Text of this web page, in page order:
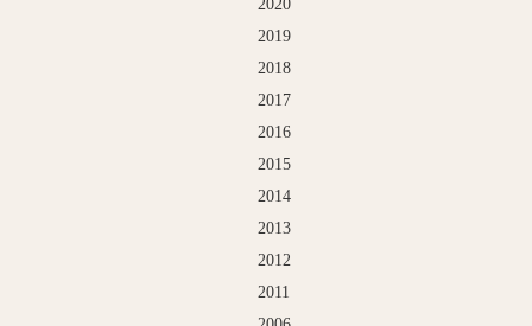
2020
2019
2018
2017
2016
2015
2014
2013
2012
2011